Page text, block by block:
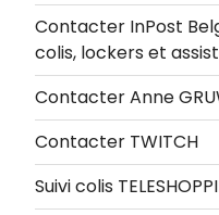
Contacter InPost
colis, lockers et
Contacter Anne
Contacter TWITCH
Suivi colis